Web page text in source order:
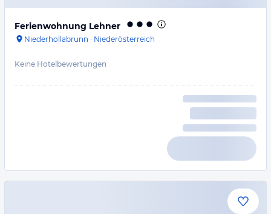
Ferienwohnung Lehner
Niederhollabrunn · Niederösterreich
Keine Hotelbewertungen